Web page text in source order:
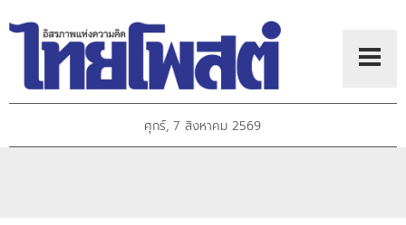
ศุกร์, 7 สิงหาคม 2569